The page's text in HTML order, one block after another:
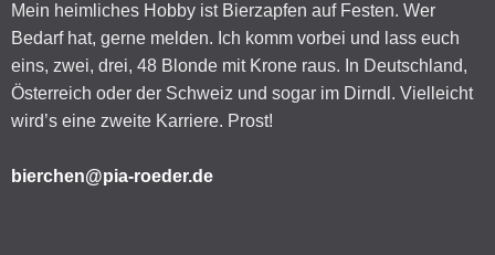
Mein heimliches Hobby ist Bierzapfen auf Festen. Wer
Bedarf hat, gerne melden. Ich komm vorbei und lass euch
eins, zwei, drei, 48 Blonde mit Krone raus. In Deutschland,
Österreich oder der Schweiz und sogar im Dirndl. Vielleicht
wird’s eine zweite Karriere. Prost!
bierchen@pia-roeder.de